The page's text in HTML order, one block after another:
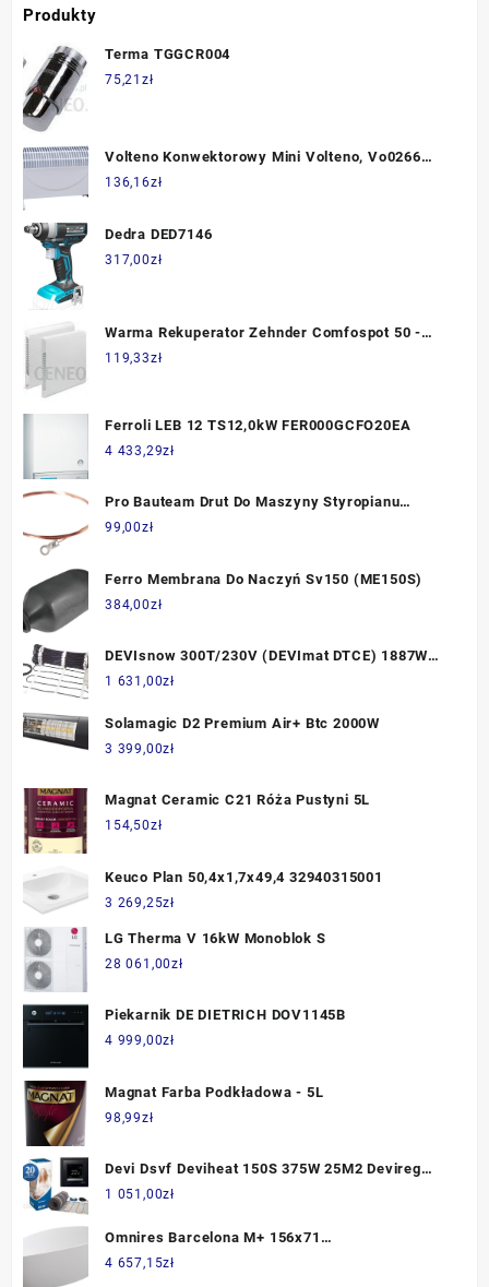
Produkty
Terma TGGCR004
75,21 zł
Volteno Konwektorowy Mini Volteno, Vo0266
5901508172662
136,16zł
Dedra DED7146
317,00zł
Warma Rekuperator Zehnder Comfospot 50 -
Tworzywo
119,33zł
Ferroli LEB 12 TS12,0kW FER000GCFO20EA
4 433,29zł
Pro Bauteam Drut Do Maszyny Styropianu
Alucutter 3W1
99,00zł
Ferro Membrana Do Naczyń Sv150 (ME150S)
384,00zł
DEVIsnow 300T/230V (DEVImat DTCE) 1887W
6,1m2 dł.12,2m + Termostat Devireg 330
1 631,00zł
Solamagic D2 Premium Air+ Btc 2000W
3 399,00zł
Magnat Ceramic C21 Róża Pustyni 5L
154,50zł
Keuco Plan 50,4x1,7x49,4 32940315001
3 269,25zł
LG Therma V 16kW Monoblok S
28 061,00zł
Piekarnik DE DIETRICH DOV1145B
4 999,00zł
Magnat Farba Podkładowa - 5L
98,99zł
Devi Dsvf Deviheat 150S 375W 25M2 Devireg
Touch Czarny 140F0332+140F1069
1 051,00zł
Omnires Barcelona M+ 156x71
BARCELONA156BM
4 657,15zł